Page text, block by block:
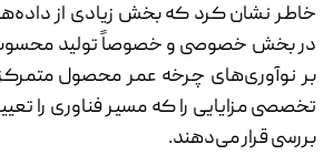
خاطر نشان کرد که بخش زیادی از
در بخش خصوصی و خصوصاً تولید
بر نوآوری‌های چرخه عمر محصول متمرکز
تخصصی مزایایی را که مسیر فناوری را
بررسی قرار می‌دهند.